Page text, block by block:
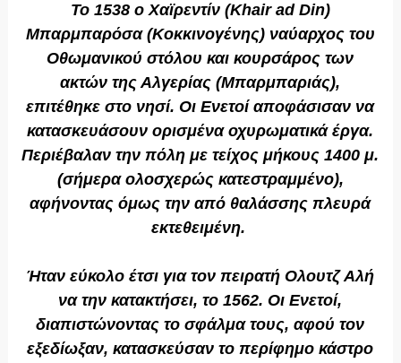
Το 1538 ο Χαϊρεντίν (Khair ad Din)
Μπαρμπαρόσα (Κοκκινογένης) ναύαρχος του
Οθωμανικού στόλου και κουρσάρος των
ακτών της Αλγερίας (Μπαρμπαριάς),
επιτέθηκε στο νησί. Οι Ενετοί αποφάσισαν να
κατασκευάσουν ορισμένα οχυρωματικά έργα.
Περιέβαλαν την πόλη με τείχος μήκους 1400 μ.
(σήμερα ολοσχερώς κατεστραμμένο),
αφήνοντας όμως την από θαλάσσης πλευρά
εκτεθειμένη.
Ήταν εύκολο έτσι για τον πειρατή Ολουτζ Αλή
να την κατακτήσει, το 1562. Οι Ενετοί,
διαπιστώνοντας το σφάλμα τους, αφού τον
εξεδίωξαν, κατασκεύσαν το περίφημο κάστρο